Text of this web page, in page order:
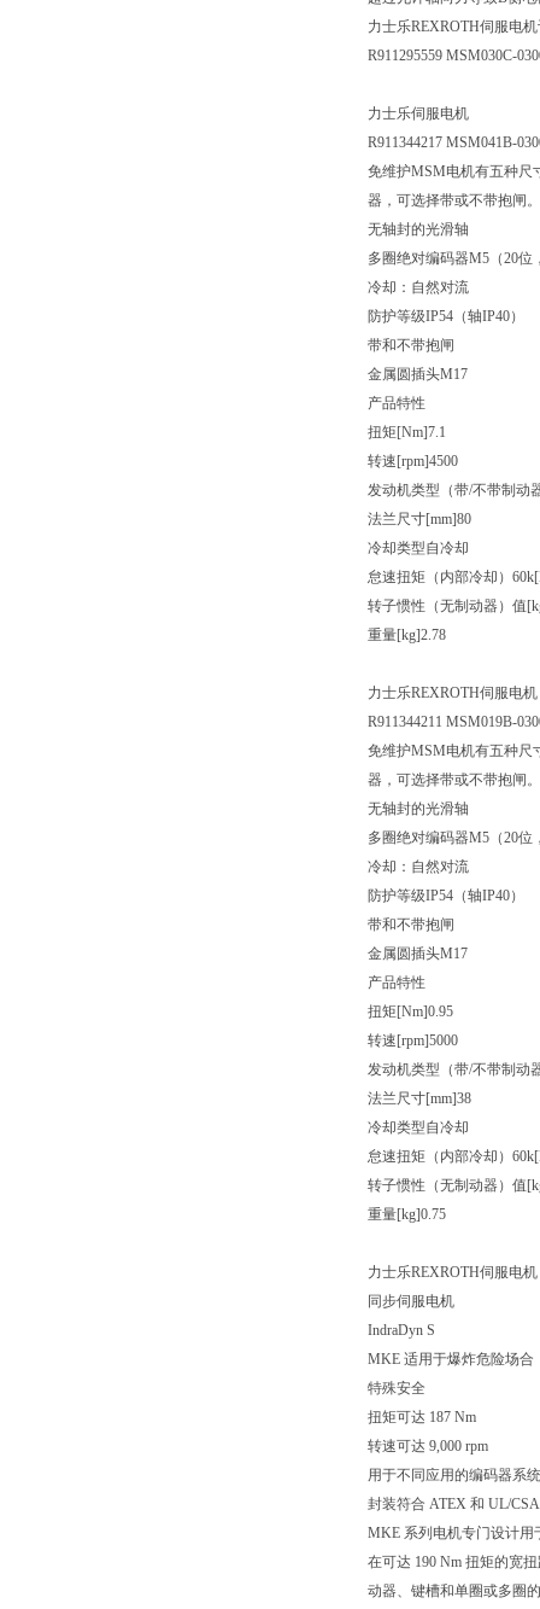
力士乐REXROTH伺服电
R911295559 MSM030C-
力士乐伺服电机
R911344217 MSM041B-
免维护MSM电机有五种尺
器，可选择带或不带抱闸
无轴封的光滑轴
多圈绝对编码器M5（20
冷却：自然对流
防护等级IP54（轴IP40）
带和不带抱闸
金属圆插头M17
产品特性
扭矩[Nm]7.1
转速[rpm]4500
发动机类型（带/不带制动
法兰尺寸[mm]80
冷却类型自冷却
怠速扭矩（内部冷却）
转子惯性（无制动器）值
重量[kg]2.78
力士乐REXROTH伺服电机
R911344211 MSM019B-
免维护MSM电机有五种尺
器，可选择带或不带抱闸
无轴封的光滑轴
多圈绝对编码器M5（20
冷却：自然对流
防护等级IP54（轴IP40）
带和不带抱闸
金属圆插头M17
产品特性
扭矩[Nm]0.95
转速[rpm]5000
发动机类型（带/不带制动
法兰尺寸[mm]38
冷却类型自冷却
怠速扭矩（内部冷却）
转子惯性（无制动器）值
重量[kg]0.75
力士乐REXROTH伺服电机
同步伺服电机
IndraDyn S
MKE 适用于爆炸危险场合
特殊安全
扭矩可达 187 Nm
转速可达 9,000 rpm
用于不同应用的编码器系统
封装符合 ATEX 和 UL/CSA
MKE 系列电机专门设计用
在可达 190 Nm 扭矩的宽
动器、键槽和单圈或多圈